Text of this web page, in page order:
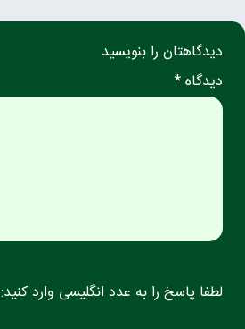
دیدگاهتان را بنویسید
دیدگاه *
لطفا پاسخ را به عدد انگلیسی وارد کنید: